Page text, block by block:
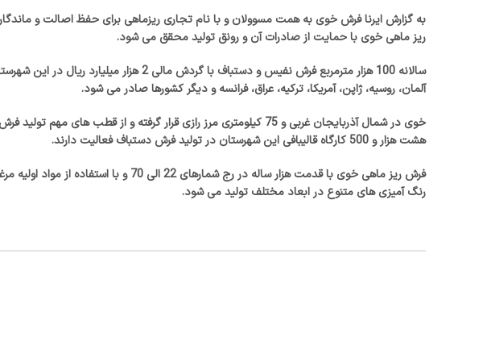
به گزارش ایرنا فرش خوی به همت مسوولان و با نام تجاری ریزماهی برای حفظ اصالت و
ریز ماهی خوی با حمایت از صادرات آن و رونق تولید محقق می شود.
آلمان، روسیه، ژاپن، آمریکا، ترکیه، عراق، فرانسه و دیگر کشورها صادر می شود.
هشت هزار و 500 کارگاه قالیبافی این شهرستان در تولید فرش دستباف فعالیت دارند.
فرش ریز ماهی خوی با قدمت هزار ساله در رج شمارهای
رنگ آمیزی های متنوع در ابعاد مختلف تولید می شود.